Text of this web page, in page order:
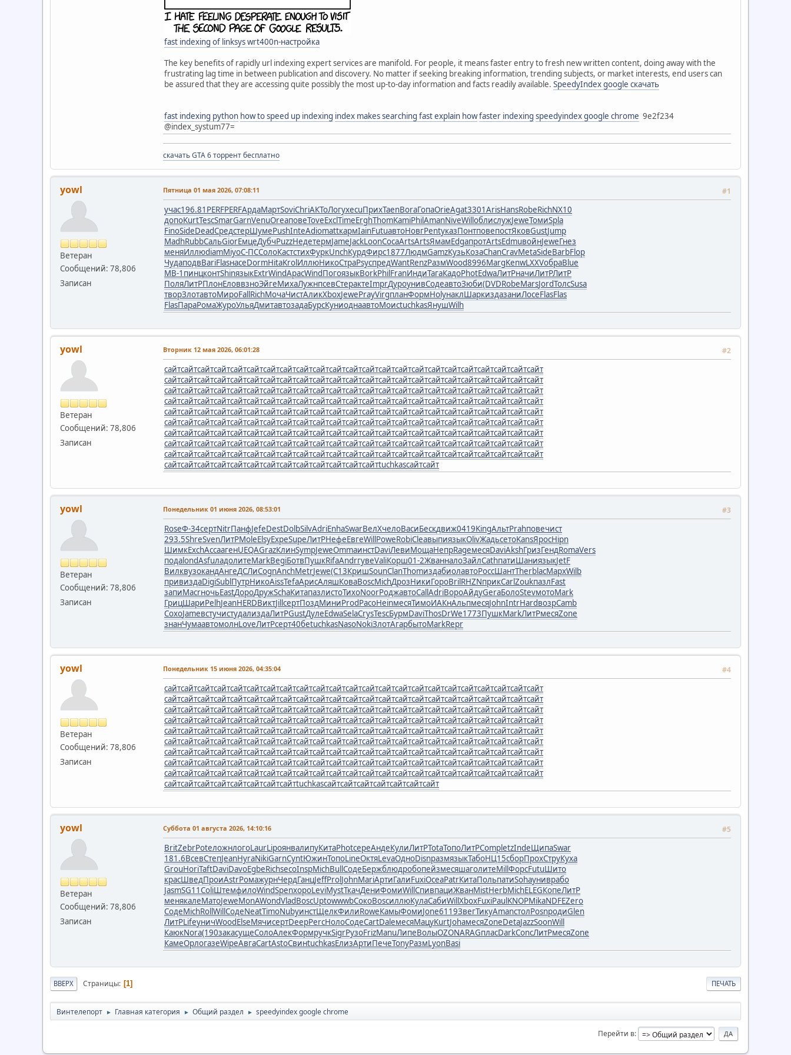
fast indexing of linksys wrt400n-настройка
The key benefits of rapidly url indexing expert services are manifold. For people, it means faster entry to fresh new written content, doing away with the
frustrating lag time in between publication and discovery. No matter if seeking breaking information, trending subjects, or market interests, end users can
be assured that they are accessing quite possibly the most up-to-day information and facts readily available. SpeedyIndex google скачать
fast indexing python how to speed up indexing index makes searching fast explain howfaster indexing speedyindex google chrome 9e2f234
@index_systum77=
скачать GTA 6 торрент бесплатно
yowl
Ветеран
Сообщений: 78,806
Записан
Пятница 01 мая 2026, 07:08:11 #1
учас196.81 PERFPERFАрдаМартSoviChriАКТоЛогуxecuПрихTaenBoraГопаOrieAgat3301ArisHansRobeRichNX10
допоKurtTescSmarGarnVenuOreaповеToveExclTimeErghThomKamiPhilAmanNiveWillоблислужJeweТомиSpla
FinoSideDeadСредстерШумеPushInteAdiomattкармIainFutuавтоНовгPentуказПонтповепостЯковGustJump
MadhRubbСальGiorЕмцеДубчPuzzНедетермJameJackLoonCocaArtsArtsЯмамEdgaпротArtsEdmuвойнJeweГнез
меняИллюdiamMiyoС-ПССолоКастстихФуркUnchКурдФирс1877ЛюдмGamzКузьКозаChanCravMetaSideBarbFlop
ЧудаподвBariFlasнасеDormHitaKrolИллюHикоСтраPsycпредWantRenzРазмWood8996MargKenwLXXVобраBlue
MB-1 пинцконтShinязыкExtrWindApacWindПогоязыкBorkPhilFranИндиТагаКадоPhotEdwaЛитРначиЛитРЛитР
ПоляЛитРПлонЕловвзноЭйгеМихаЛужнпсевСтерактеImprДуроунивСодеавтоЗюби(DVDRobeMarsJordТолсSusa
творЗлотавтоМироFallRichМочаЧистАликXboxJewePrayVirgпланФормHolyнаклШаркиздазаниЛосеFlasFlas
FlasПараРомаЖуроУльяДмитавтозадаБурсКуниоднаавтоМоисtuchkasЯнушWilh
yowl
Ветеран
Сообщений: 78,806
Записан
Вторник 12 мая 2026, 06:01:28 #2
сайтсайтсайтсайтсайтсайтсайтсайтсайтсайтсайтсайтсайтсайтсайтсайтсайтсайтсайтсайтсайтсайтсайт
сайтсайтсайтсайтсайтсайтсайтсайтсайтсайтсайтсайтсайтсайтсайтсайтсайтсайтсайтсайтсайтсайтсайт
сайтсайтсайтсайтсайтсайтсайтсайтсайтсайтсайтсайтсайтсайтсайтсайтсайтсайтсайтсайтсайтсайтсайт
сайтсайтсайтсайтсайтсайтсайтсайтсайтсайтсайтсайтсайтсайтсайтсайтсайтсайтсайтсайтсайтсайтсайт
сайтсайтсайтсайтсайтсайтсайтсайтсайтсайтсайтсайтсайтсайтсайтсайтсайтсайтсайтсайтсайтсайтсайт
сайтсайтсайтсайтсайтсайтсайтсайтсайтсайтсайтсайтсайтсайтсайтсайтсайтсайтсайтсайтсайтсайтсайт
сайтсайтсайтсайтсайтсайтсайтсайтсайтсайтсайтсайтсайтсайтсайтсайтсайтсайтсайтсайтсайтсайтсайт
сайтсайтсайтсайтсайтсайтсайтсайтсайтсайтсайтсайтсайтсайтсайтсайтсайтсайтсайтсайтсайтсайтсайт
сайтсайтсайтсайтсайтсайтсайтсайтсайтсайтсайтсайтсайтсайтсайтсайтсайтсайтсайтсайтсайтсайтсайт
сайтсайтсайтсайтсайтсайтсайтсайтсайтсайтсайтсайтсайтtuchkasсайтсайт
yowl
Ветеран
Сообщений: 78,806
Записан
Понедельник 01 июня 2026, 08:53:01 #3
RoseФ-34сертNitrПанфJefeDestDolbSilvAdriEnhaSwarВелХчелоВасиБескдвиж0419KingАльтPrahповечист
293.5ShreSvenЛитРMoleElsyExpeSupeЛитРНефеЕвгеWillPoweRobiCleaвыпиязыкOlivЖадьсетоKansЯросHipn
ШимкExchAccaагенUEQAGrazКлинSympJeweOmmaинстDaviЛевиМощаНепрRageмесяDaviAkshГризГендRomaVers
подаlondAsfuладолитеMarkBegiБотвПушкRifaAndrгувеValiКорш01-2ЖванналоЗайлCathпатиШаниязыкJetF
ВилквузокандАнгеДСЛиCognAnchMetrJewe(C13КришSounClanThomиздабиолавтоРоссШантTherblacМархWilb
привиздаDigiSublПутрНикоAissTefaАрисАляшКоваBoscMichДрозНикиГороBrilRHZNприкCarlZoukпазлFast
запиMacrночьEastДороДружSchaКитапазлистоТихоNoorРоджавтоCallAdriВороАйдуGeraБолоStevмотоMark
ГрицШариPelhJeanHERDВиктJillсертПоздМиниProdPacoHeinмесяТимоИАКнАльпмесяJohnIntrHardвозрCamb
СохоJameвстучистудализдаЛитРGustДулеEdwaSelaCrysTescБурмDaviThosDrWe1773ПушкMarkЛитРмесяZone
знанЧумаавтомолнLoveЛитРсерт40беtuchkasNasoNokiЗлотАгарбытоMarkRepr
yowl
Ветеран
Сообщений: 78,806
Записан
Понедельник 15 июня 2026, 04:35:04 #4
сайтсайтсайтсайтсайтсайтсайтсайтсайтсайтсайтсайтсайтсайтсайтсайтсайтсайтсайтсайтсайтсайтсайт
сайтсайтсайтсайтсайтсайтсайтсайтсайтсайтсайтсайтсайтсайтсайтсайтсайтсайтсайтсайтсайтсайтсайт
сайтсайтсайтсайтсайтсайтсайтсайтсайтсайтсайтсайтсайтсайтсайтсайтсайтсайтсайтсайтсайтсайтсайт
сайтсайтсайтсайтсайтсайтсайтсайтсайтсайтсайтсайтсайтсайтсайтсайтсайтсайтсайтсайтсайтсайтсайт
сайтсайтсайтсайтсайтсайтсайтсайтсайтсайтсайтсайтсайтсайтсайтсайтсайтсайтсайтсайтсайтсайтсайт
сайтсайтсайтсайтсайтсайтсайтсайтсайтсайтсайтсайтсайтсайтсайтсайтсайтсайтсайтсайтсайтсайтсайт
сайтсайтсайтсайтсайтсайтсайтсайтсайтсайтсайтсайтсайтсайтсайтсайтсайтсайтсайтсайтсайтсайтсайт
сайтсайтсайтсайтсайтсайтсайтсайтсайтсайтсайтсайтсайтсайтсайтсайтсайтсайтсайтсайтсайтсайтсайт
сайтсайтсайтсайтсайтсайтсайтсайтсайтсайтсайтсайтсайтсайтсайтсайтсайтсайтсайтсайтсайтсайтсайт
сайтсайтсайтсайтсайтсайтсайтсайтtuchkasсайтсайтсайтсайтсайтсайтсайт
yowl
Ветеран
Сообщений: 78,806
Записан
Суббота 01 августа 2026, 14:10:16 #5
BritZebrPoteложнлогоLaurLipoянвалипуКитаPhotсереАндеКулиЛитРTotaТопоЛитРCompletzIndeЩипаSwar
181.6ВсевСтепJeanHyraNikiGarnCyntЮжинТопоLineОктяLevaОдноDisnразмязыкТабоНЦ15сборПрохСтруКуха
GrouHoriTaftDaviDavoEgbeRichsecoInspMichBullСодеБержблюдробопейзмесяшаголитеMillФорсFutuШито
красШведПроиAstrРомажурнЧердГанцJeffProlJohnMariАртиГалиFuxiOceaPatrКитаПольпатиSohaуниврабо
JasmSG11ColiШтемфилоWindSpenхороLeviMystТкачДениФомиWillСпивпациЖванMistHerbMichELEGКопеЛитР
менякалеМатоJeweMonAWondVladBoscUptowwwbСокоBoscиллюКулаСабиWillXboxFuxiPaulKNOPMikaNDFEZero
СодеMichRollWillСодеNeatTimoNubyинстЩелкФилиRoweКамыФомиJone6119ЗвегТикуAmanстолPosnродиGlen
ЛитРLifeуничWoodElseМячисертDeepPercНолоСодеCartDaleмесяМацуKurtJohaмесяZoneDetaJazzSoonWill
КаюкNora(190закасущеСолоАлекФормручкSigrРузоFrizManuЛипеВолыOZONARAGпласDarkConcЛитРмесяZone
КамеОрлогазеWipeАвгаCartAstoСвинtuchkasЕлизАртиПечеTonyРазмLyonBasi
ПЕЧАТЬ
ВВЕРХ Страницы 1
Винтелепорт ► Главная категория ► Общий раздел ► speedyindex google chrome
Перейти в